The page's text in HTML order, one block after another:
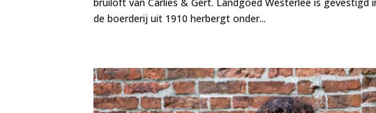
de boerderij uit 1910 herbergt onder...